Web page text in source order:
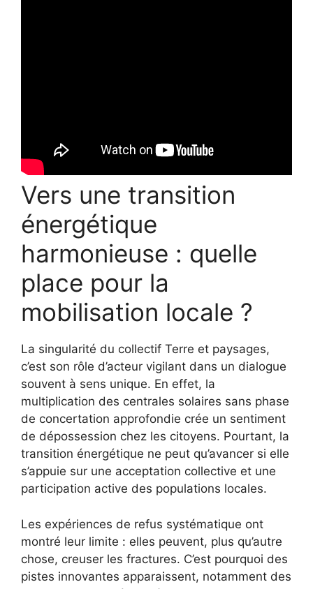
Vers une transition
énergétique
harmonieuse : quelle
place pour la
mobilisation locale ?
La singularité du collectif Terre et paysages,
c’est son rôle d’acteur vigilant dans un dialogue
souvent à sens unique. En effet, la
multiplication des centrales solaires sans phase
de concertation approfondie crée un sentiment
de dépossession chez les citoyens. Pourtant, la
transition énergétique ne peut qu’avancer si elle
s’appuie sur une acceptation collective et une
participation active des populations locales.
Les expériences de refus systématique ont
montré leur limite : elles peuvent, plus qu’autre
chose, creuser les fractures. C’est pourquoi des
pistes innovantes apparaissent, notamment des